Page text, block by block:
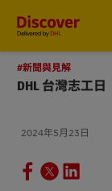
DHL 台灣：國
#新聞與見解
DHL 台灣志工日
2024年5月23日